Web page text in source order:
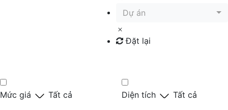
Dự án
Đặt lại
Mức giá Tất cả Diện tích Tất cả